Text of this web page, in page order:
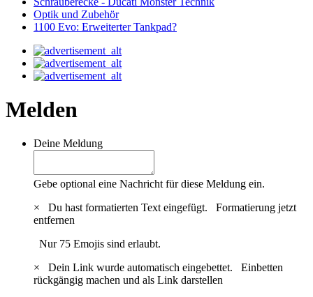
Optik und Zubehör
1100 Evo: Erweiterter Tankpad?
Melden
Deine Meldung
Gebe optional eine Nachricht für diese Meldung ein.
×
Du hast formatierten Text eingefügt. Formatierung jetzt
entfernen
Nur 75 Emojis sind erlaubt.
×
Dein Link wurde automatisch eingebettet. Einbetten
rückgängig machen und als Link darstellen